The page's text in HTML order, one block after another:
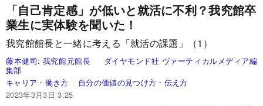
「自己肯定感」が低いと就活に不利？我究館卒
業生に実体験を聞いた！
我究館館長と一緒に考える「就活の課題」（1）
藤本健司: 我究館元館長
ダイヤモンド社 ヴァーティカルメディア編
集部
キャリア・働き方
自分の価値の見つけ方・伝え方
2023年3月3日 3:25